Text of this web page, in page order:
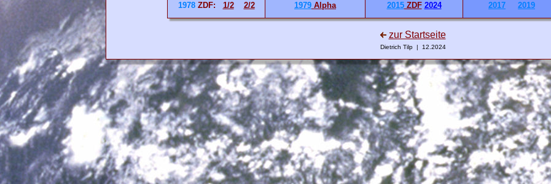
1978 ZDF: 1/2 2/2
1979 Alpha
2015ZDF 2024
2017
2019
zur Startseite
Dietrich Tilp | 12.2024